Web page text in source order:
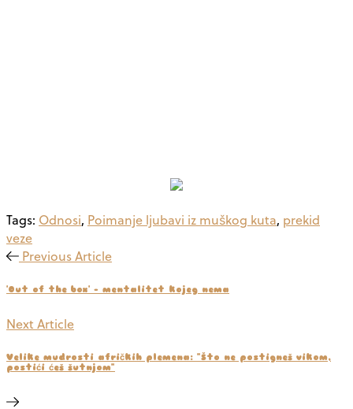
Tags: Odnosi, Poimanje ljubavi iz muškog kuta, prekid
veze
Previous Article
'Out of the box' - mentalitet kojeg nema
Next Article
Velike mudrosti afričkih plemena: "Što ne postigneš vikom,
postići ćeš šutnjom"